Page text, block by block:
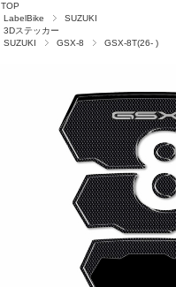
TOP
LabelBike
SUZUKI
3Dステッカー
SUZUKI
GSX-8 GSX-8T(26- )